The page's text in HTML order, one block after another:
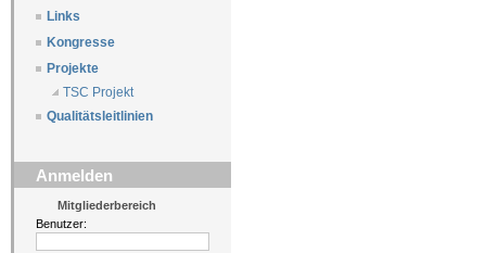
Links
Kongresse
Projekte
TSC Projekt
Qualitätsleitlinien
Anmelden
Mitgliederbereich
Benutzer: